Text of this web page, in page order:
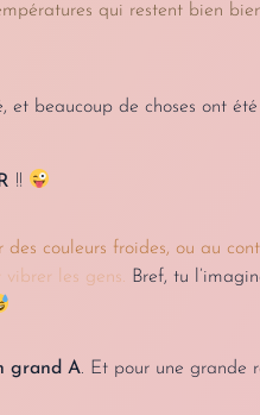
qui restent bien
beaucoup de choses ont
!!
des couleurs froides, ou au
les gens. Bref, tu
grand A. Et pour une grande